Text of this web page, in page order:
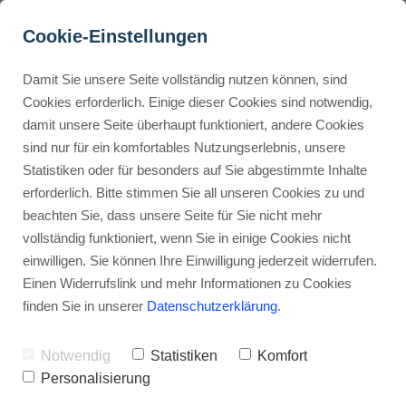
Buyer Personas erstellen
Landingpage optimieren
Internal Linking Tool
CapCut im Unterricht:
Mach Videos, die
begeistern!
Werbehinweis: Links mit Sternchen (*) sind Affiliate-Links. Kaufst
du darüber ein, erhalte ich eine Provision – ohne Mehrkosten für
dich.
Stephan Ochmann
Stell dir vor, deine Schüler entwerfen
lebendige
Cookie-Einstellungen
Damit Sie unsere Seite vollständig nutzen können, sind
Cookies erforderlich. Einige dieser Cookies sind notwendig,
damit unsere Seite überhaupt funktioniert, andere Cookies
sind nur für ein komfortables Nutzungserlebnis, unsere
Statistiken oder für besonders auf Sie abgestimmte Inhalte
erforderlich. Bitte stimmen Sie all unseren Cookies zu und
beachten Sie, dass unsere Seite für Sie nicht mehr
vollständig funktioniert, wenn Sie in einige Cookies nicht
einwilligen. Sie können Ihre Einwilligung jederzeit widerrufen.
Einen Widerrufslink und mehr Informationen zu Cookies
finden Sie in unserer Datenschutzerklärung.
Notwendig Statistiken
Komfort
Personalisierung